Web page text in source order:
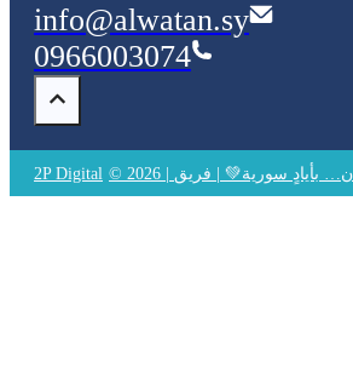
info@alwatan.sy
0966003074
2P Digital بأيادٍ سورية💚 | فريق